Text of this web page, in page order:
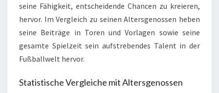
seine Fähigkeit, entscheidende Chancen zu kreieren,
hervor. Im Vergleich zu seinen Altersgenossen heben
seine Beiträge in Toren und Vorlagen sowie seine
gesamte Spielzeit sein aufstrebendes Talent in der
Fußballwelt hervor.
Statistische Vergleiche mit Altersgenossen